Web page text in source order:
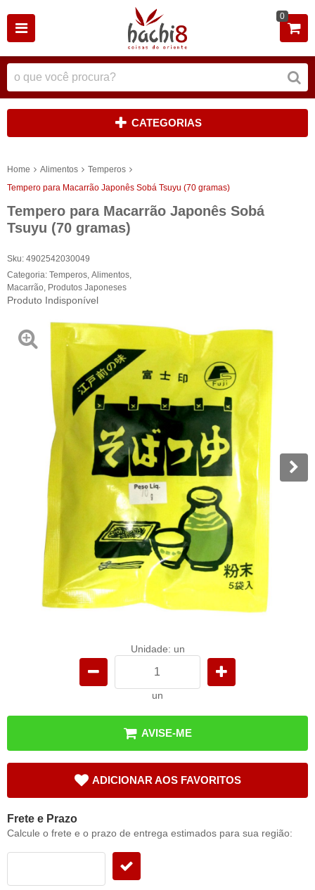
0
CATEGORIAS
Home Alimentos
Temperos
Tempero para Macarrão Japonês Sobá Tsuyu (70 gramas)
Tempero para Macarrão Japonês Sobá
Tsuyu (70 gramas)
Sku: 4902542030049
Categoria: Temperos Alimentos
Macarrão Produtos Japoneses
Produto Indisponível
Unidade: un
un
AVISE-ME
ADICIONAR AOS FAVORITOS
Frete e Prazo
Calcule o frete e o prazo de entrega estimados para sua região: